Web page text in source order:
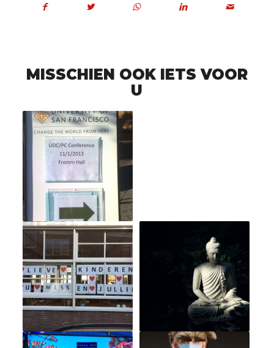
MISSCHIEN OOK IETS VOOR
U